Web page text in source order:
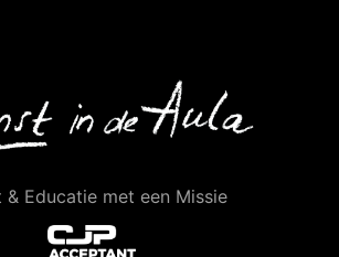
& Educatie met een Missie